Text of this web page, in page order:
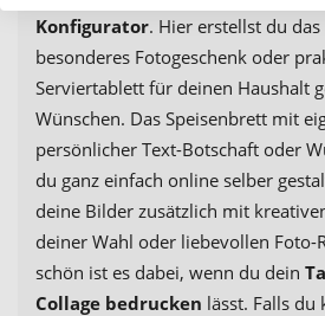
Konfigurator. Hier erstellst du
besonderes Fotogeschenk oder
Serviertablett für deinen Haushalt
Wünschen. Das Speisenbrett mit
persönlicher Text-Botschaft oder
du ganz einfach online selber
deine Bilder zusätzlich mit
deiner Wahl oder liebevollen Foto-
schön ist es dabei, wenn du dein
Collage bedrucken lässt. Falls du